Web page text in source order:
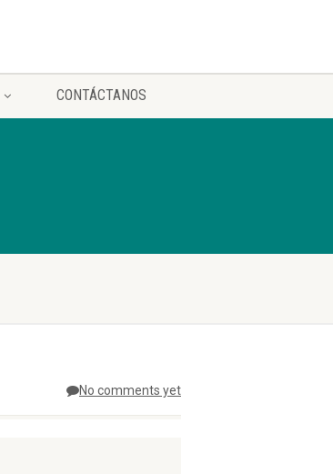
CONTÁCTANOS
No comments yet